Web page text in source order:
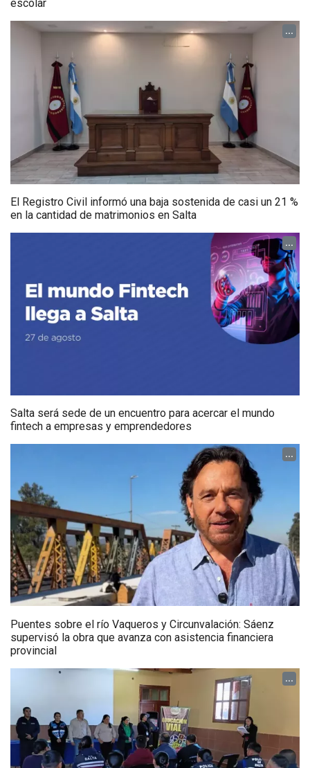
escolar
...
El Registro Civil informó una baja sostenida de casi un 21 %
en la cantidad de matrimonios en Salta
...
Salta será sede de un encuentro para acercar el mundo
fintech a empresas y emprendedores
...
Puentes sobre el río Vaqueros y Circunvalación: Sáenz
supervisó la obra que avanza con asistencia financiera
provincial
...